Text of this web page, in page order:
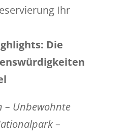
Ihr
Die
– Unbewohnte
–